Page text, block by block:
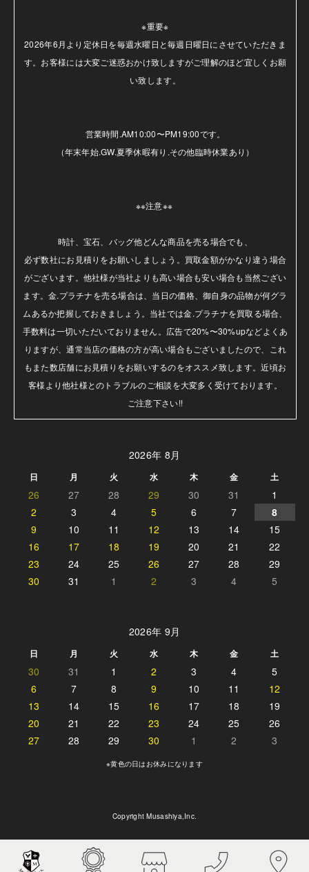
※重要※
2026年6月より定休日を毎週水曜日と毎週日曜日にさせていただきま
す。お客様には大変ご迷惑おかけ致しますがご理解のほど宜しくお願
い致します。
営業時間.AM10:00〜PM19:00です。
（年末年始.GW.夏季休暇有り.その他臨時休業あり）
※※注意※※
時計、宝石、バッグ他どんな商品を売る場合でも、
必ず数社にお見積りをお願いしましょう。買取金額がかなり違う場合
がございます。他社様が当社よりも高い場合も安い場合も当然ござい
ます。金.プラチナを売る場合は、当日の価格、御自身の品物が何グラ
ムあるか把握しておきましょう。当社では金.プラチナを買取る場合、
手数料は一切いただいておりません。広告で20%〜30%upなどよくあ
りますが、通常当店の価格の方が高い場合もございましたので、これ
もまた数店舗にお見積りをお願いするのをオススメ致します。近頃お
客様より他社様とのトラブルのご相談を大変多く受けております。
ご注意下さい!!
2026年 8月
日 月 火 水 木 金 土
26 27 28 29 30 31
1
2
3 4 5 6 7
8
9
10 11 12 13 14
15
16
17 18 19 20 21
22
23
24 25 26 27 28
29
30
31 1 2 3 4 5
2026年 9月
日 月 火 水 木 金 土
30 31 1 2 3 4
5
6
7 8 9 10 11
12
13
14 15 16 17 18
19
20
21 22 23 24 25
26
27
28 29 30 1 2 3
※黄色の日はお休みになります
Copyright Musashiya,Inc.